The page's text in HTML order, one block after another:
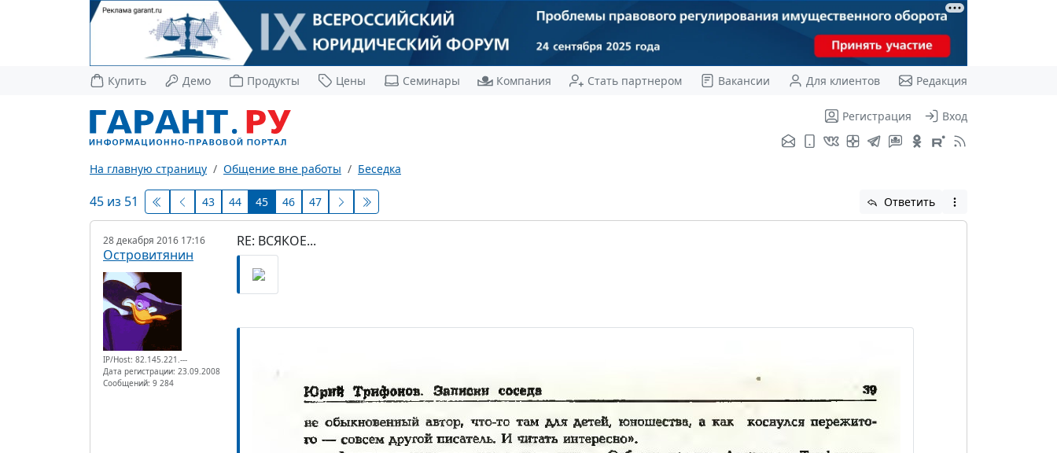
Купить Демо Продукты Цены Семинары Компания Стать партнером Вакансии Для клиентов Редакция
Регистрация Вход
На главную страницу Общение вне работы Беседка
45 из 51 43 44 45 46 47 Ответить
28 декабря 2016 17:16
Островитянин
IP/Host: 82.145.221.---
Дата регистрации: 23.09.2008
Сообщений: 9 284
RE: ВСЯКОЕ...